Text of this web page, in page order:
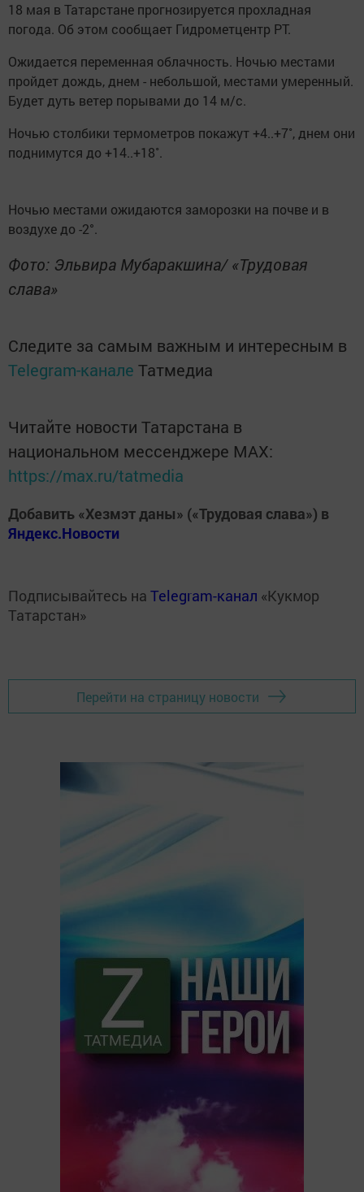
18 мая в Татарстане прогнозируется прохладная
погода. Об этом сообщает Гидрометцентр РТ.
Ожидается переменная облачность. Ночью местами
пройдет дождь, днем - небольшой, местами умеренный.
Будет дуть ветер порывами до 14 м/с.
Ночью столбики термометров покажут +4..+7˚, днем они
поднимутся до +14..+18˚.
Ночью местами ожидаются заморозки на почве и в
воздухе до -2°.
Фото: Эльвира Мубаракшина/ «Трудовая
слава»
Следите за самым важным и интересным в
Telegram-канале Татмедиа
Читайте новости Татарстана в
национальном мессенджере MАХ:
https://max.ru/tatmedia
Добавить «Хезмэт даны» («Трудовая слава») в
Яндекс.Новости
Подписывайтесь на Telegram-канал «Кукмор
Татарстан»
Перейти на страницу новости